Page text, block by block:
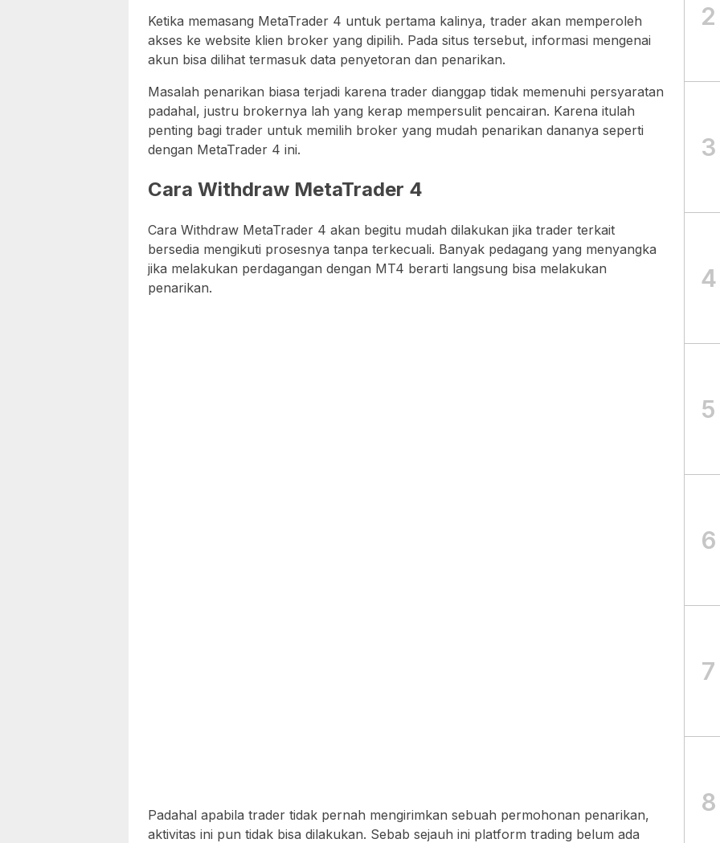
Ketika memasang MetaTrader 4 untuk pertama kalinya, trader akan memperoleh
akses ke website klien broker yang dipilih. Pada situs tersebut, informasi mengenai
akun bisa dilihat termasuk data penyetoran dan penarikan.
Masalah penarikan biasa terjadi karena trader dianggap tidak memenuhi persyaratan
padahal, justru brokernya lah yang kerap mempersulit pencairan. Karena itulah
penting bagi trader untuk memilih broker yang mudah penarikan dananya seperti
dengan MetaTrader 4 ini.
Cara Withdraw MetaTrader 4
Cara Withdraw MetaTrader 4 akan begitu mudah dilakukan jika trader terkait
bersedia mengikuti prosesnya tanpa terkecuali. Banyak pedagang yang menyangka
jika melakukan perdagangan dengan MT4 berarti langsung bisa melakukan
penarikan.
Padahal apabila trader tidak pernah mengirimkan sebuah permohonan penarikan,
aktivitas ini pun tidak bisa dilakukan. Sebab sejauh ini platform trading belum ada
2
3
4
5
6
7
8